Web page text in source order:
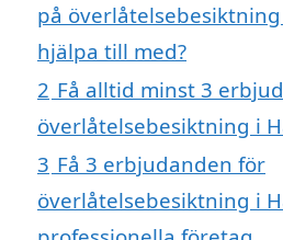
på
hjälpa till med?
2 Få alltid minst 3
överlåtelsebesiktning i
3 Få 3 erbjudanden för
överlåtelsebesiktning i